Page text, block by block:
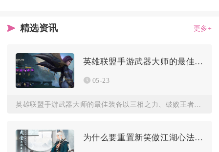
精选资讯 更多+
英雄联盟手游武器大师的最佳装备是什么
05-23
为什么要重置新笑傲江湖心法天赋